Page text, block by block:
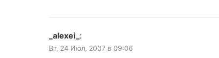
_alexei_ :
Вт, 24 Июл, 2007 в 09:06